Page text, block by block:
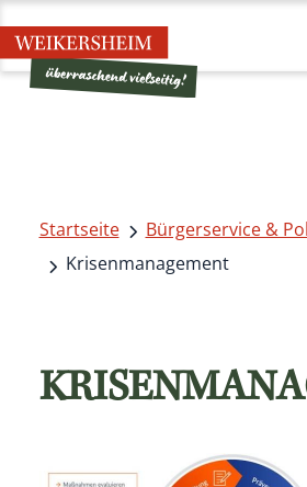
Startseite
Bürgerservice &
Krisenmanagement